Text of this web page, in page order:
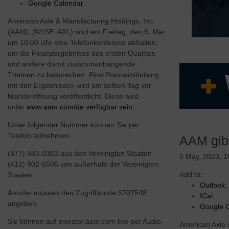
Google Calendar
American Axle & Manufacturing Holdings, Inc.
(AAM), (NYSE: AXL) wird am Freitag, den 5. Mai
um 10:00 Uhr eine Telefonkonferenz abhalten,
um die Finanzergebnisse des ersten Quartals
und andere damit zusammenhängende
Themen zu besprechen. Eine Pressemitteilung
mit den Ergebnissen wird am selben Tag vor
Markteröffnung veröffentlicht. Diese wird
unter www.aam.com/de verfügbar sein.
Unter folgender Nummer können Sie per
Telefon teilnehmen:
(877) 883-0383 aus den Vereinigten Staaten
(412) 902-6506 von außerhalb der Vereinigten
Staaten
Anrufer müssen den Zugriffscode 5707548
angeben.
Sie können auf investor.aam.com live per Audio-
Flexible
AAM
5 May, 2023,
Add to:
Outlook
ICal
Google
American Axle